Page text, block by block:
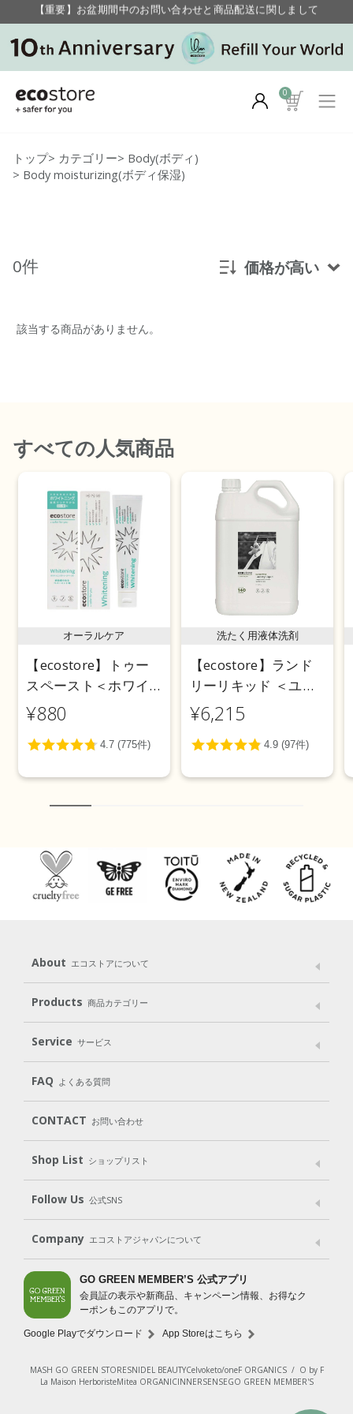
【重要】お盆期間中のお問い合わせと商品配送に関しまして
毎月お得にポイントが貯まる！ “月のポイントアップデー”
【重要】お盆期間中のお問い合わせと商品配送に関しまして
毎月お得にポイントが貯まる！ “月のポイントアップデー”
0
トップ> カテゴリー> Body(ボディ)
> Body moisturizing(ボディ保湿)
0件 価格が高い
人気順
該当する商品がありません。
すべての人気商品
オーラルケア
【ecostore】トゥー
スペースト＜ホワイ
トニング＞ 100g
¥880
洗たく用液体洗剤
【ecostore】ランド
リーリキッド ＜ユー
カリ＞ 5L
¥6,215
About エコストアについて
メッセージ ブランドストーリー
パッケージへのこだわり
動物実験をしない
Products 商品カテゴリー
Laundry
Cleaning Baby Kids
Body（ボディ） Hair（ヘア） Oral care（オーラルケア）
Goods （グッズ）
Gift set
Service サービス
User Guide
Subscription（定期便）
FAQ よくある質問
CONTACT お問い合わせ
Shop List ショップリスト
Shop List
Follow Us 公式SNS
LINE＠ Instagram Facebook
Company エコストアジャパンについて
会社案内 ご利用規約
プライバシーポリシー
特定商取引法に基づく表示
免責事項
法人会員サービス
New Zealand Site
GO GREEN MEMBER’S 公式アプリ
会員証の表示や新商品、キャンペーン情報、お得なク
ーポンもこのアプリで。
Google Playでダウンロード App Storeはこちら
MASH GO GREEN STORESNIDEL BEAUTYCelvoketo/oneF ORGANICS/ O by F
La Maison HerboristeMitea ORGANICINNERSENSEGO GREEN MEMBER'S